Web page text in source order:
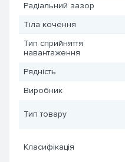
Радіальний зазор
Тіла кочення
Тип сприйняття
навантаження
Рядність
Виробник
Тип товару
Класифікація